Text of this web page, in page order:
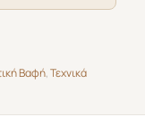
Βαφή,Τεχνικά